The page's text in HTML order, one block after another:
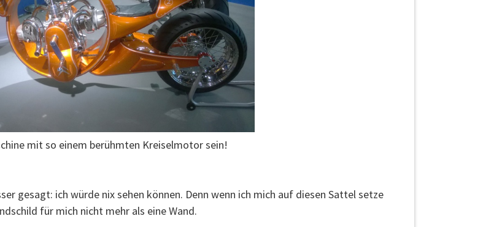
mit so einem berühmten Kreiselmotor sein!
gesagt: ich würde nix sehen können. Denn wenn ich mich auf diesen Sattel setze
für mich nicht mehr als eine Wand.